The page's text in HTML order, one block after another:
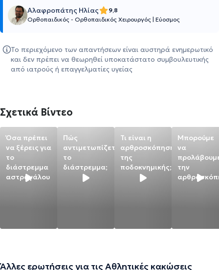
Αλαφροπάτης Ηλίας
9,8
Ορθοπαιδικός - Ορθοπαιδικός Χειρουργός Εύοσμος
Το περιεχόμενο των απαντήσεων είναι αυστηρά ενημερωτικό
και δεν πρέπει να θεωρηθεί υποκατάστατο συμβουλευτικής
από ιατρούς ή επαγγελματίες υγείας
Σχετικά Βίντεο
Όσα πρέπει
να ξέρεις για
το
διάστρεμμα
αστραγάλου
Πώς
αντιμετωπίζεται
το
διάστρεμμα;
Τι είναι η
αρθροσκόπηση
της
ποδοκνημικής;
Μπορούμε
να
την
Άλλες ερωτήσεις για τις Αθλητικές κακώσεις